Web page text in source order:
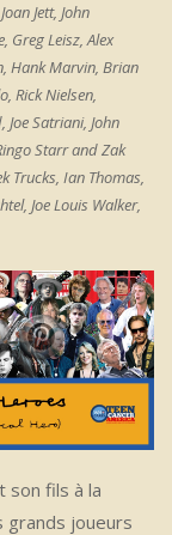
Jett, John
Greg Leisz, Alex
Hank Marvin, Brian
Rick Nielsen,
Satriani, John
Starr and Zak
Trucks, Ian Thomas,
Joe Louis Walker,
son fils à la
grands joueurs